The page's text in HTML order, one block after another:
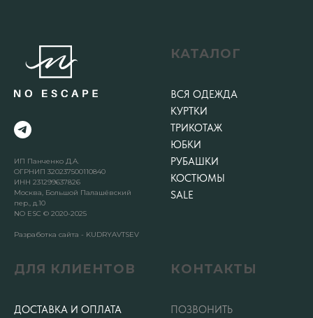
ИП Панченко Д.А.
ОГРНИП 320237500110840
ИНН 231299637826
Москва, Большой Палашёвский
пер., д.10
NO ESC © 2020-2025
Разработка сайта - KUDRYAVTSEV
КАТАЛОГ
ВСЯ ОДЕЖДА
КУРТКИ
ТРИКОТАЖ
ЮБКИ
РУБАШКИ
КОСТЮМЫ
SALE
ДЛЯ КЛИЕНТОВ
ДОСТАВКА И ОПЛАТА
КОНТАКТЫ
ПОЗВОНИТЬ